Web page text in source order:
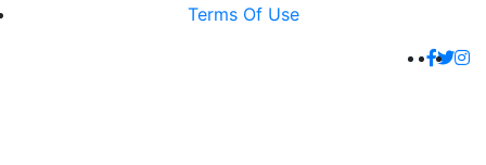
Terms Of Use